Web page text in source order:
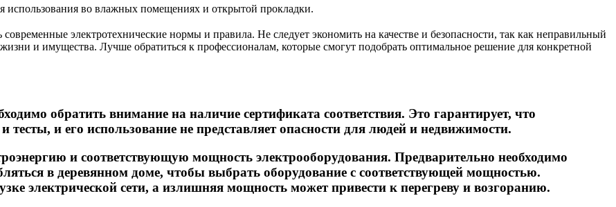
использования во влажных помещениях и открытой прокладки.
электротехнические нормы и правила. Не следует экономить на качестве и безопасности, так как неправильный
и имущества. Лучше обратиться к профессионалам, которые смогут подобрать оптимальное решение для конкретной
обратить внимание на наличие сертификата соответствия. Это гарантирует, что
и его использование не представляет опасности для людей и недвижимости.
и соответствующую мощность электрооборудования. Предварительно необходимо
в деревянном доме, чтобы выбрать оборудование с соответствующей мощностью.
электрической сети, а излишняя мощность может привести к перегреву и возгоранию.